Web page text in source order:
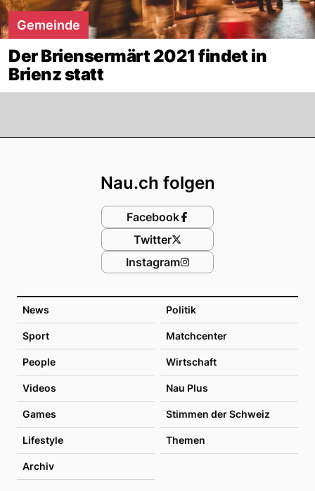
Gemeinde
Der Briensermärt 2021 findet in
Brienz statt
News Politik
Sport Matchcenter
People Wirtschaft
Videos Nau Plus
Games Stimmen der Schweiz
Lifestyle Themen
Archiv
Nau.ch folgen
Facebook
Twitter
Instagram